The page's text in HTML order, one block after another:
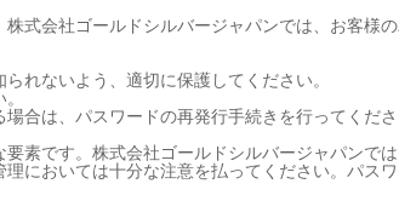
株式会社ゴールドシルバージャパンでは、お客様
れないよう、適切に保護してください。
合は、パスワードの再発行手続きを行ってくださ
素です。 株式会社ゴールドシルバージャパンで
においては十分な注意を払ってください。パス